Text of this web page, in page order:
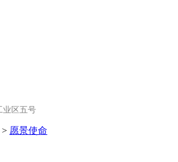
区五号
> 愿景使命